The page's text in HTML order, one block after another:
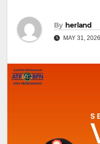
By herland
MAY 31, 2026